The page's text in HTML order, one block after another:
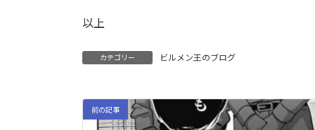
以上
カテゴリー ビルメン王のブログ
前の記事